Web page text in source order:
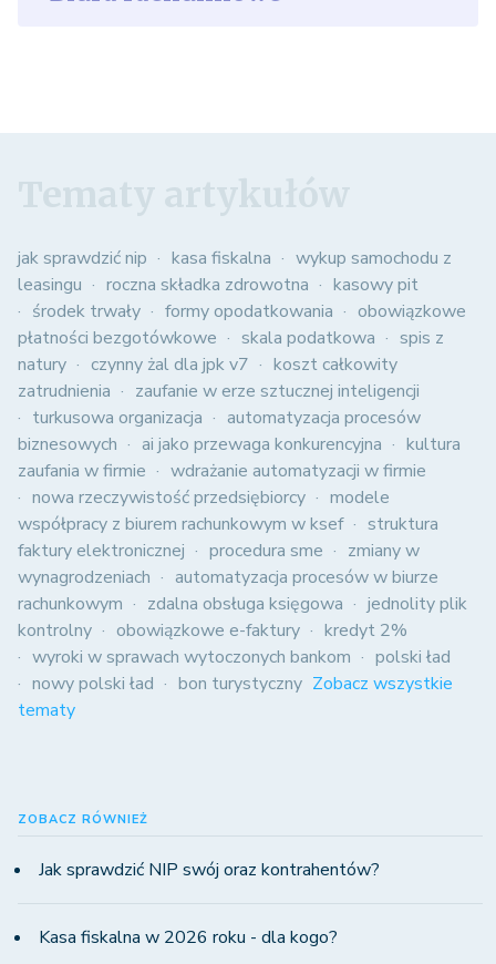
jak sprawdzić nip kasa fiskalna
wykup samochodu z
leasingu
roczna składka zdrowotna
kasowy pit
środek trwały
formy opodatkowania
obowiązkowe
płatności bezgotówkowe
skala podatkowa
spis z
natury
czynny żal dla jpk v7
koszt całkowity
zatrudnienia
zaufanie w erze sztucznej inteligencji
turkusowa organizacja
automatyzacja procesów
biznesowych
ai jako przewaga konkurencyjna
kultura
zaufania w firmie
wdrażanie automatyzacji w firmie
nowa rzeczywistość przedsiębiorcy
modele
współpracy z biurem rachunkowym w ksef
struktura
faktury elektronicznej
procedura sme
zmiany w
wynagrodzeniach
automatyzacja procesów w biurze
rachunkowym
zdalna obsługa księgowa
jednolity plik
kontrolny
obowiązkowe e-faktury
kredyt 2%
wyroki w sprawach wytoczonych bankom
polski ład
nowy polski ład
bon turystyczny Zobacz wszystkie
tematy
ZOBACZ RÓWNIEŻ
Jak sprawdzić NIP swój oraz kontrahentów?
Kasa fiskalna w 2026 roku - dla kogo?